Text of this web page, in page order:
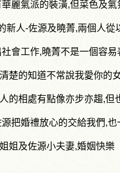
麗氣派的裝潢,但菜色及
新人-佐源及曉菁,兩個人從
會工作,曉菁不是一個容
楚的知道不常說我愛你的
的相處有點像亦步亦趨,
把婚禮放心的交給我們,
姐及佐源小夫妻,婚姻快樂